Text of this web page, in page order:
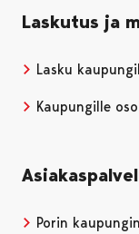
Laskutus ja
Lasku
Kaupungille
Porin